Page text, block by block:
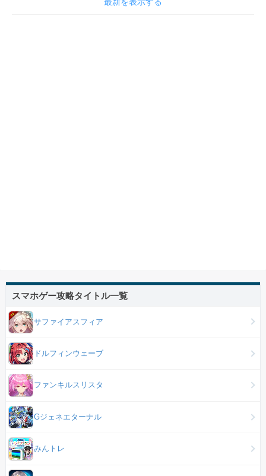
スマホゲー攻略タイトル一覧
サファイアスフィア
ドルフィンウェーブ
ファンキルスリスタ
Gジェネエターナル
みんトレ